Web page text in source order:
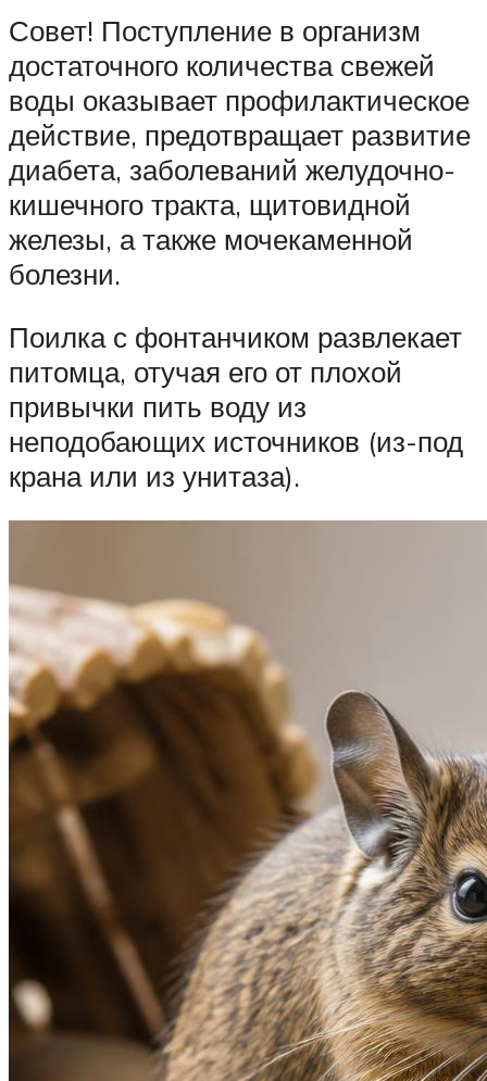
Совет! Поступление в организм
достаточного количества свежей
воды оказывает профилактическое
действие, предотвращает развитие
диабета, заболеваний желудочно-
кишечного тракта, щитовидной
железы, а также мочекаменной
болезни.
Поилка с фонтанчиком развлекает
питомца, отучая его от плохой
привычки пить воду из
неподобающих источников (из-под
крана или из унитаза).